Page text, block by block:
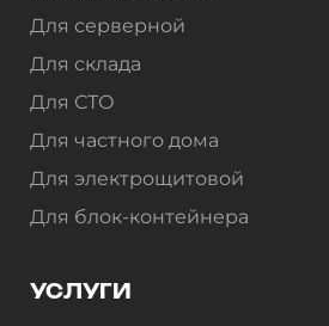
Для серверной
Для склада
Для СТО
Для частного дома
Для электрощитовой
Для блок-контейнера
УСЛУГИ